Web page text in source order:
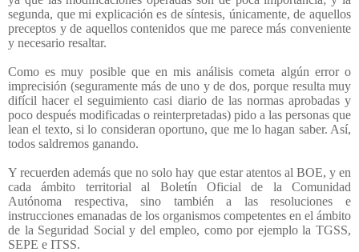
segunda, que mi explicación es de síntesis, únicamente, de aquellos
preceptos y de aquellos contenidos que me parece más conveniente
y necesario resaltar.
Como es muy posible que en mis análisis cometa algún error o
imprecisión (seguramente más de uno y de dos, porque resulta muy
difícil hacer el seguimiento casi diario de las normas aprobadas y
poco después modificadas o reinterpretadas) pido a las personas que
lean el texto, si lo consideran oportuno, que me lo hagan saber. Así,
todos saldremos ganando.
Y recuerden además que no solo hay que estar atentos al BOE, y en
cada ámbito territorial al Boletín Oficial de la Comunidad
Autónoma respectiva, sino también a las resoluciones e
instrucciones emanadas de los organismos competentes en el ámbito
de la Seguridad Social y del empleo, como por ejemplo la TGSS,
SEPE e ITSS.